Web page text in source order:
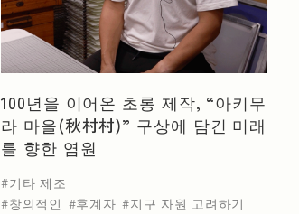
100년을 이어온 초롱 제작, “아키무
라 마을(秋村村)” 구상에 담긴 미래
를 향한 염원
기타 제조
창의적인
후계자
지구 자원 고려하기